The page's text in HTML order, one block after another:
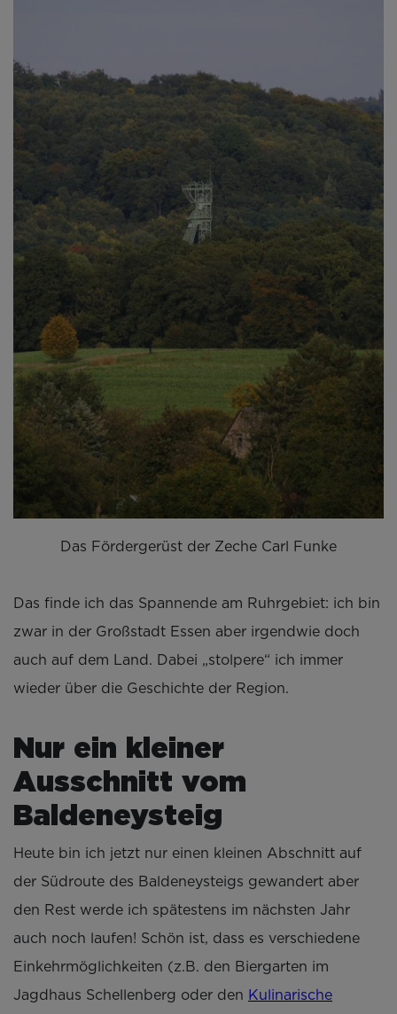
Das Fördergerüst der Zeche Carl Funke
Das finde ich das Spannende am Ruhrgebiet: ich bin
zwar in der Großstadt Essen aber irgendwie doch
auch auf dem Land. Dabei „stolpere“ ich immer
wieder über die Geschichte der Region.
Nur ein kleiner
Ausschnitt vom
Baldeneysteig
Heute bin ich jetzt nur einen kleinen Abschnitt auf
der Südroute des Baldeneysteigs gewandert aber
den Rest werde ich spätestens im nächsten Jahr
auch noch laufen! Schön ist, dass es verschiedene
Einkehrmöglichkeiten (z.B. den Biergarten im
Jagdhaus Schellenberg oder den Kulinarische